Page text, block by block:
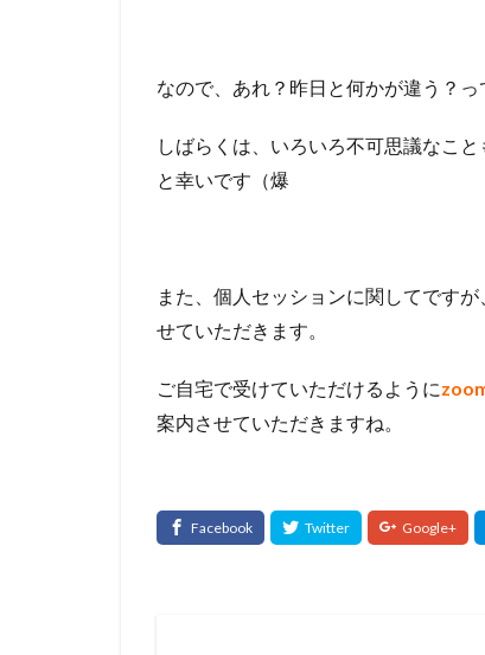
なので、あれ？昨日と何かが違う？
しばらくは、いろいろ不可思議なこ
と幸いです（爆
また、個人セッションに関してですが
せていただきます。
ご自宅で受けていただけるように
案内させていただきますね。